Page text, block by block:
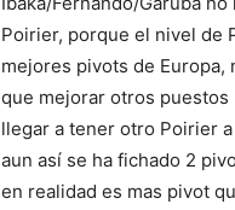
Poirier, porque el nivel de
mejores pivots de Europa,
que mejorar otros puestos
llegar a tener otro Poirier
aun así se ha fichado 2
en realidad es mas pivot